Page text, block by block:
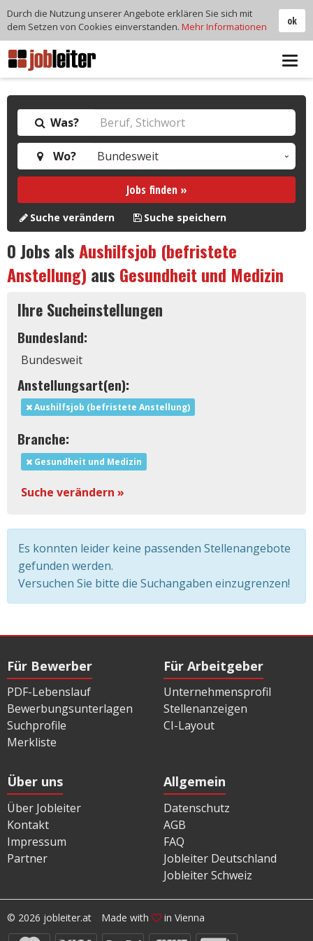
Was?
Wo?
Jobs finden »
Suche verändern Suche speichern
0Jobs alsAushilfsjob (befristete
Anstellung) aus Gesundheit und Medizin
Ihre Sucheinstellungen
Bundesland:
Bundesweit
Anstellungsart(en):
Aushilfsjob (befristete Anstellung)
Branche:
Gesundheit und Medizin
Suche verändern »
Es konnten leider keine passenden Stellenangebote
gefunden werden.
Versuchen Sie bitte die Suchangaben einzugrenzen!
Für Bewerber
PDF-Lebenslauf
Bewerbungsunterlagen
Suchprofile
Merkliste
Für Arbeitgeber
Unternehmensprofil
Stellenanzeigen
CI-Layout
Über uns
Über Jobleiter
Kontakt
Impressum
Partner
Allgemein
Datenschutz
AGB
FAQ
Jobleiter Deutschland
Jobleiter Schweiz
© 2026 jobleiter.at Made with in Vienna
ok
Durch die Nutzung unserer Angebote erklären Sie sich mit
dem Setzen von Cookies einverstanden. Mehr Informationen